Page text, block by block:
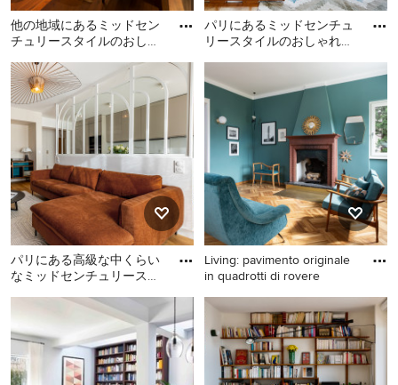
他の地域にあるミッドセン
チュリースタイルのおしゃ
他の地域にあるミッドセン
チュリースタイルのおしゃ
れなリビングの写真
パリにあるミッドセンチュ
リースタイルのおしゃれな
パリにあるミッドセンチュ
リースタイルのおしゃれな
リビングの写真
パリにある高級な中くらい
なミッドセンチュリースタ
ブラリー、白い壁、淡色
パリにある高級な中くらい
なミッドセンチュリースタ
イルのおしゃれなLDK (ライ
ブラリー、白い壁、淡色無
垢フローリング、暖炉な
Living: pavimento originale
in quadrotti di rovere
他の地域にある高級な中く
らいなミッドセンチュリー
スタイルのおしゃれなリビ
ング (緑の壁、無垢フローリ
ング、標準型暖炉、石材の